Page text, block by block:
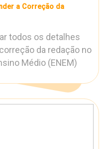
a Correção da
todos os detalhes
da redação no
Médio (ENEM)